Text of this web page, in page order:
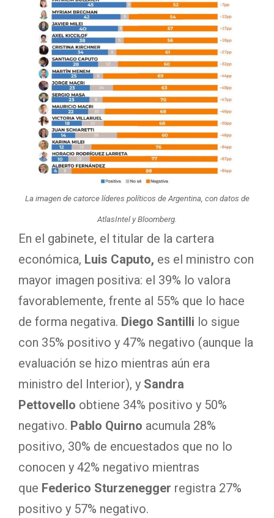
La imagen de catorce líderes políticos de Argentina, con datos de
AtlasIntel y Bloomberg.
En el gabinete, el titular de la cartera
económica, Luis Caputo, es el ministro con
mayor imagen positiva: el 39% lo valora
favorablemente, frente al 55% que lo hace
de forma negativa. Diego Santilli lo sigue
con 35% positivo y 47% negativo (aunque la
evaluación se hizo mientras aún era
ministro del Interior), y Sandra
Pettovello obtiene 34% positivo y 50%
negativo. Pablo Quirno acumula 28%
positivo, 30% de encuestados que no lo
conocen y 42% negativo mientras
que Federico Sturzenegger registra 27%
positivo y 57% negativo.